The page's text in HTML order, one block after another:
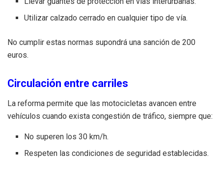
Utilizar calzado cerrado en cualquier tipo de vía.
No cumplir estas normas supondrá una sanción de 200
euros.
Circulación entre carriles
La reforma permite que las motocicletas avancen entre
vehículos cuando exista congestión de tráfico, siempre que:
No superen los 30 km/h.
Respeten las condiciones de seguridad establecidas.